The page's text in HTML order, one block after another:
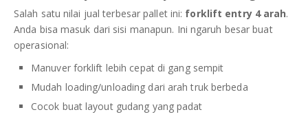
Salah satu nilai jual terbesar pallet ini: forklift entry 4 arah.
Anda bisa masuk dari sisi manapun. Ini ngaruh besar buat
operasional:
Manuver forklift lebih cepat di gang sempit
Mudah loading/unloading dari arah truk berbeda
Cocok buat layout gudang yang padat